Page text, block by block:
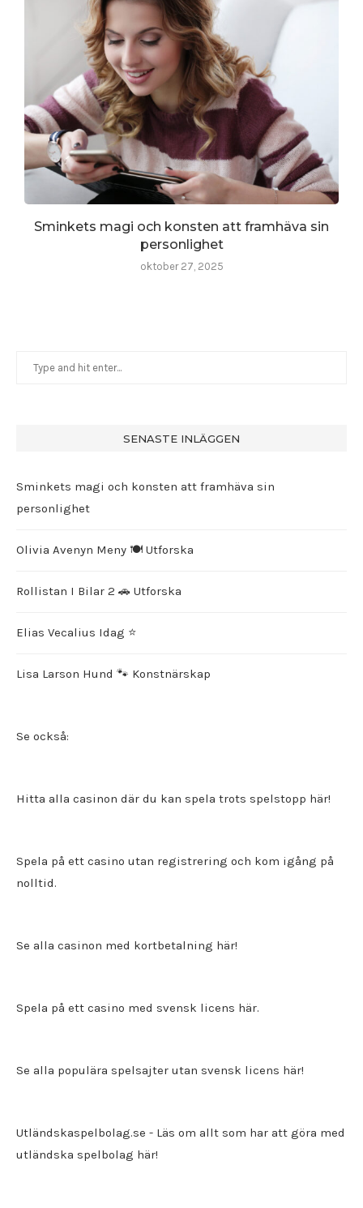
Sminkets magi och konsten att framhäva sin
personlighet
oktober 27, 2025
SENASTE INLÄGGEN
Sminkets magi och konsten att framhäva sin
personlighet
Olivia Avenyn Meny 🍽️ Utforska
Rollistan I Bilar 2 🚗 Utforska
Elias Vecalius Idag ⭐️
Lisa Larson Hund 🐾 Konstnärskap
Se också:
Hitta alla casinon där du kan spela trots spelstopp här!
Spela på ett casino utan registrering och kom igång på
nolltid.
Se alla casinon med kortbetalning här!
Spela på ett casino med svensk licens här.
Se alla populära spelsajter utan svensk licens här!
Utländskaspelbolag.se - Läs om allt som har att göra med
utländska spelbolag här!